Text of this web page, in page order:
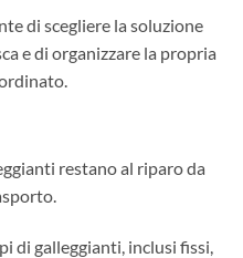
di scegliere la soluzione
e di organizzare la propria
restano al riparo da
di galleggianti, inclusi fissi,